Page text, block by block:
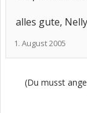
alles gute, Nelly
1. August 2005
(Du musst